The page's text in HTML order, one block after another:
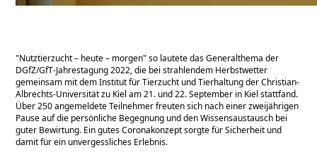
Nutztierzucht – heute – morgen so lautete das Generalthema der
DGfZ/GfT-Jahrestagung 2022, die bei strahlendem Herbstwetter
gemeinsam mit dem Institut für Tierzucht und Tierhaltung der Christian-
Albrechts-Universität zu Kiel am 21. und 22. September in Kiel stattfand.
Über 250 angemeldete Teilnehmer freuten sich nach einer zweijährigen
Pause auf die persönliche Begegnung und den Wissensaustausch bei
guter Bewirtung. Ein gutes Coronakonzept sorgte für Sicherheit und
damit für ein unvergessliches Erlebnis.